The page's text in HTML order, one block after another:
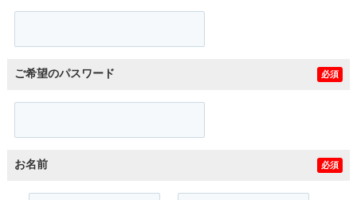
ご希望のパスワード 必須
お名前 必須